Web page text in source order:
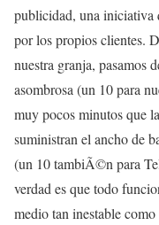
publicidad, una iniciativa
por los propios clientes.
nuestra granja, pasamos
asombrosa (un 10 para
muy pocos minutos que
suministran el ancho de
(un 10 tambiÃ©n para
verdad es que todo
medio tan inestable